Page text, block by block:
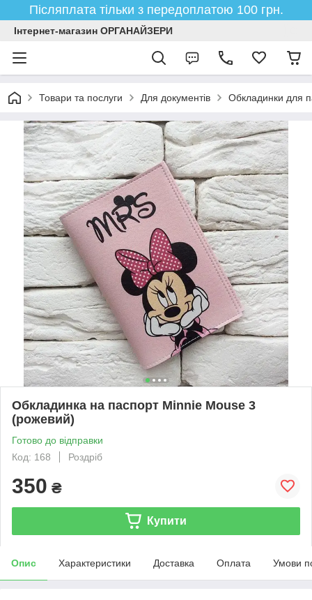
Післяплата тільки з передоплатою 100 грн.
Інтернет-магазин ОРГАНАЙЗЕРИ
Товари та послуги Для документів Обкладинки для
Обкладинка на паспорт Minnie Mouse 3
(рожевий)
Готово до відправки
Код: 168
Роздріб
350 ₴
Купити
Опис Характеристики Доставка Оплата Умови